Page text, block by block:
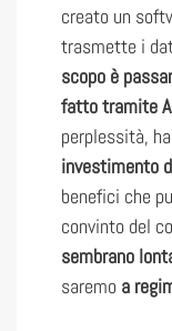
creato un
trasmette i
scopo è
fatto tramite
perplessità,
investimento
benefici che
convinto del
sembrano
saremo a